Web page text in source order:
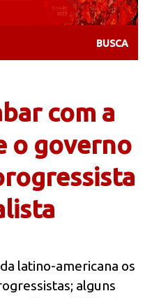
com a
o governo
latino-americana os
alguns